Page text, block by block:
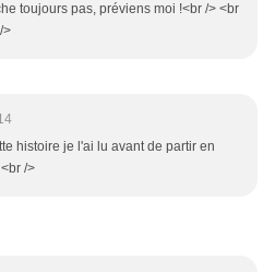
toujours pas, préviens moi !<br /> <br
>
histoire je l'ai lu avant de partir en
/>